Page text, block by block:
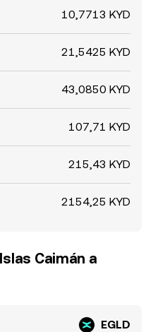
10,7713 KYD
21,5425 KYD
43,0850 KYD
107,71 KYD
215,43 KYD
2154,25 KYD
Caimán a
EGLD